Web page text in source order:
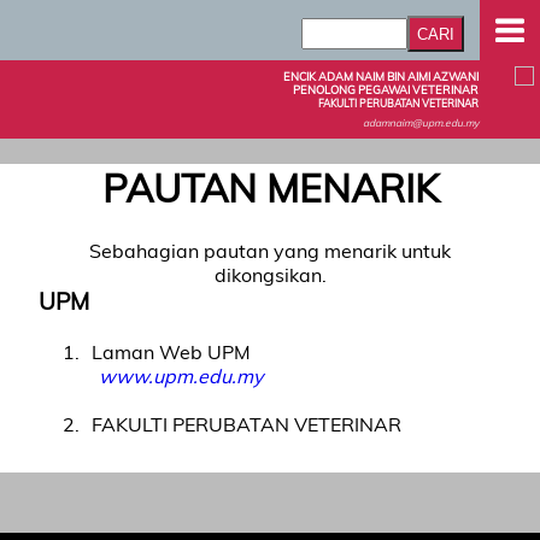
ENCIK ADAM NAIM BIN AIMI AZWANI
PENOLONG PEGAWAI VETERINAR
FAKULTI PERUBATAN VETERINAR
adamnaim@upm.edu.my
PAUTAN MENARIK
Sebahagian pautan yang menarik untuk
dikongsikan.
UPM
1
Laman Web UPM
www.upm.edu.my
2
FAKULTI PERUBATAN VETERINAR